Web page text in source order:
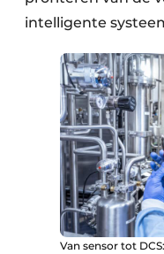
intelligente
Van sensor tot